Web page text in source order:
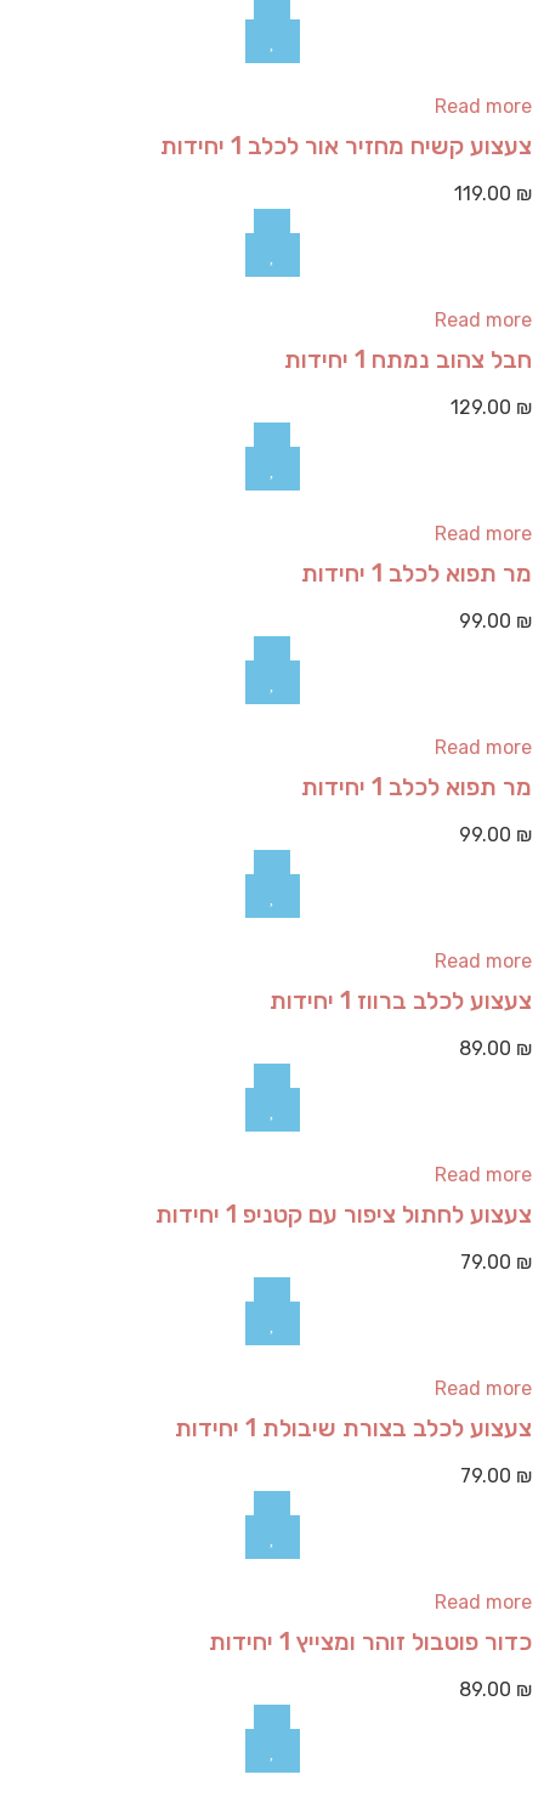
Read more
צעצוע קשיח מחזיר אור לכלב 1 יחידות
119.00 ₪
Read more
חבל צהוב נמתח 1 יחידות
129.00 ₪
Read more
מר תפוא לכלב 1 יחידות
99.00 ₪
Read more
מר תפוא לכלב 1 יחידות
99.00 ₪
Read more
צעצוע לכלב ברווז 1 יחידות
89.00 ₪
Read more
צעצוע לחתול ציפור עם קטניפ 1 יחידות
79.00 ₪
Read more
צעצוע לכלב בצורת שיבולת 1 יחידות
79.00 ₪
Read more
כדור פוטבול זוהר ומצייץ 1 יחידות
89.00 ₪